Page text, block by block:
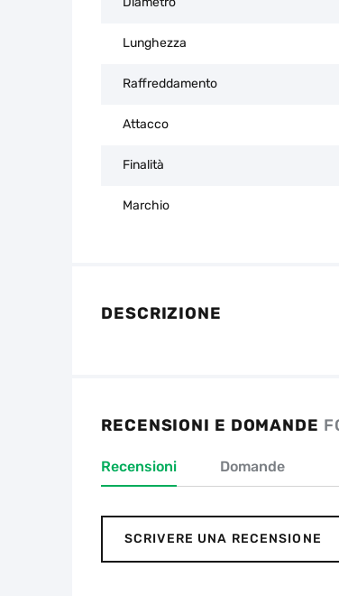
Lunghezza
Raffreddamento
Attacco
Finalità
Marchio
DESCRIZIONE
RECENSIONI E DOMANDE
Recensioni Domande
SCRIVERE UNA RECENSIONE